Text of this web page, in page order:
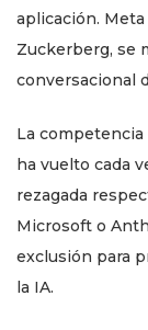
aplicación.
Zuckerberg, se
conversacional
La
ha vuelto cada
rezagada
Microsoft o
exclusión para
la IA.